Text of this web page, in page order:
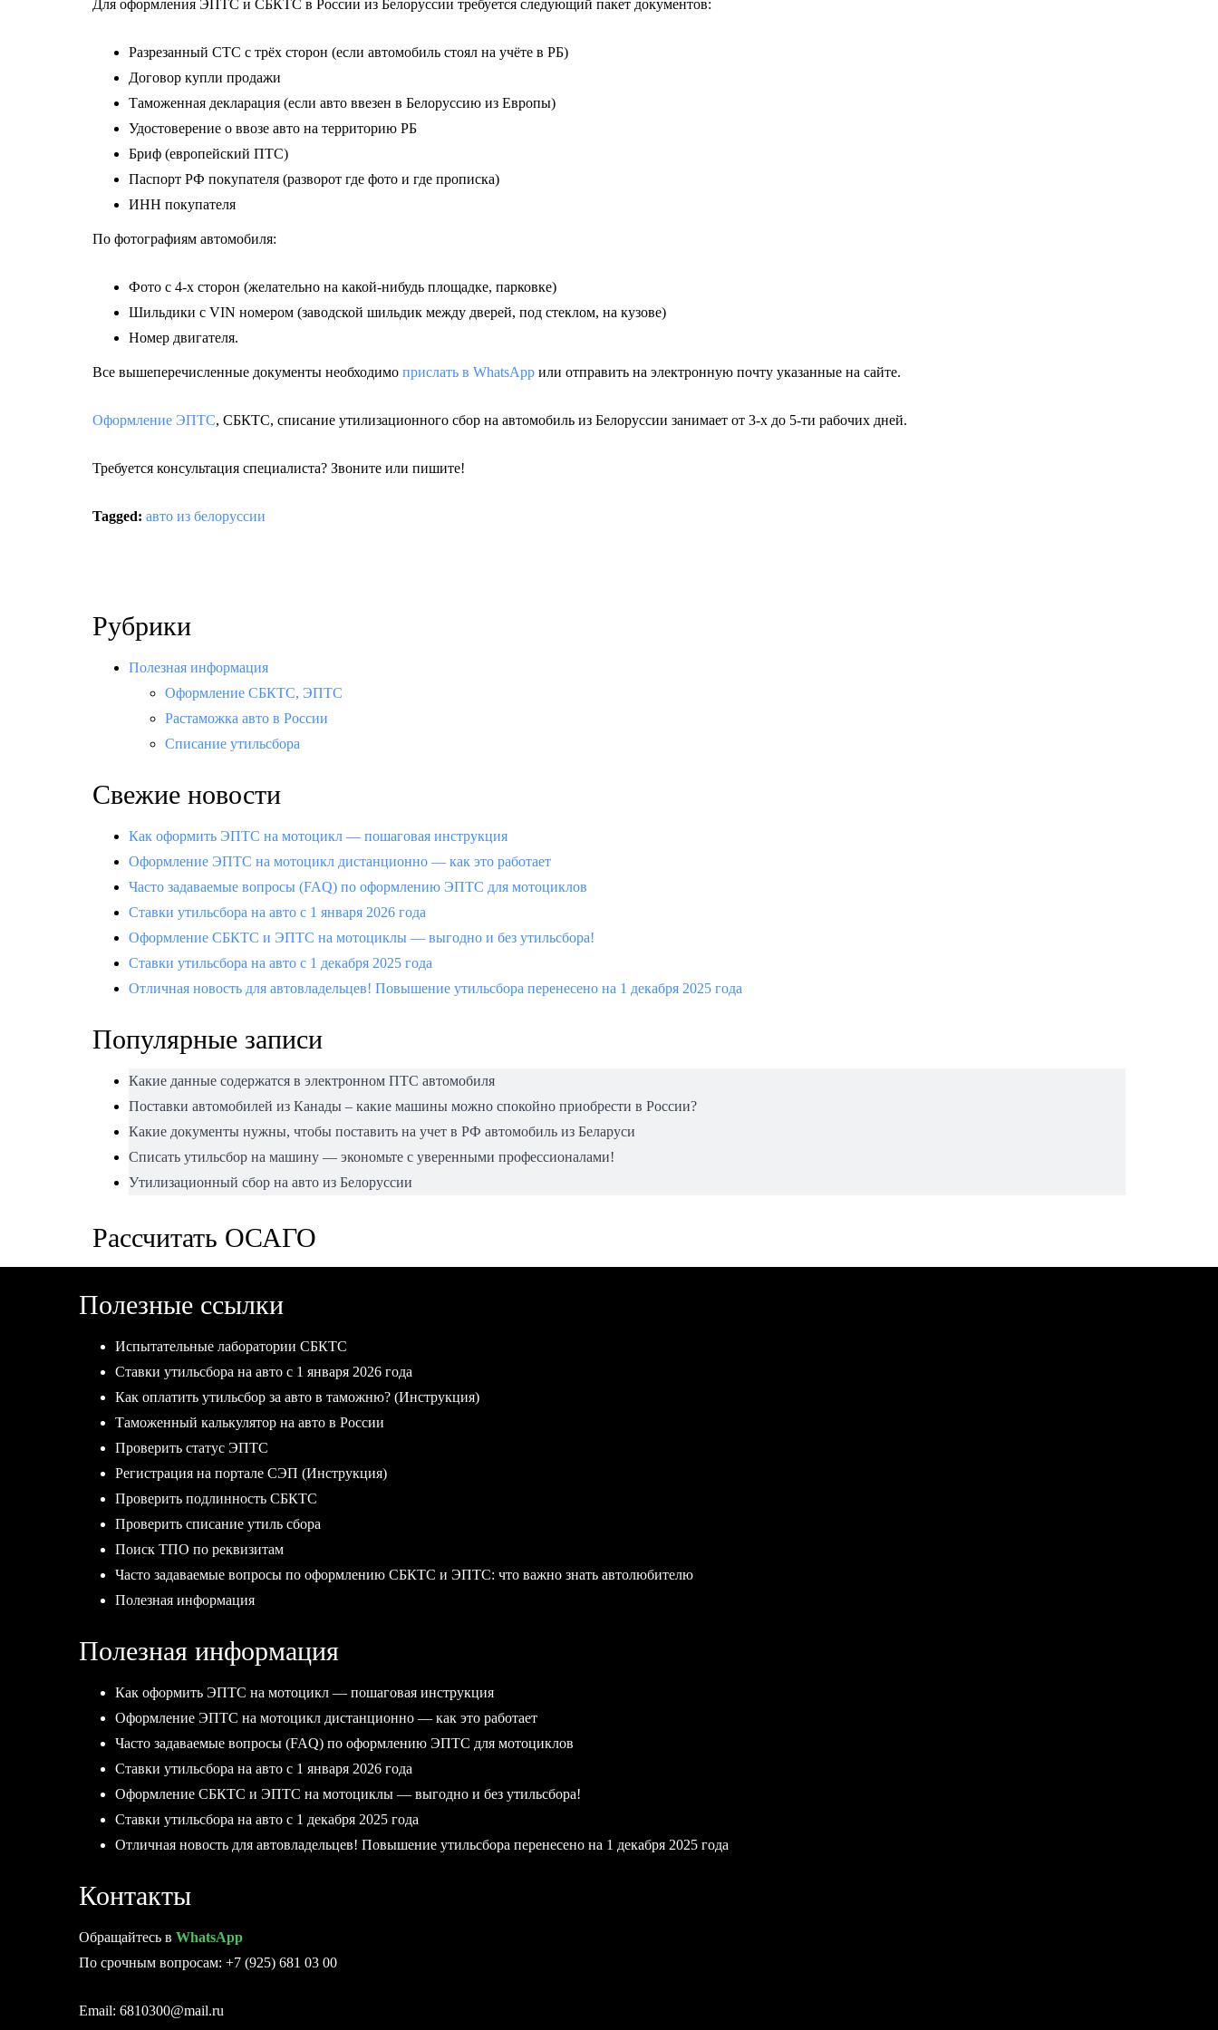
Для оформления ЭПТС и СБКТС в России из Белоруссии требуется следующий пакет документов:
Разрезанный СТС с трёх сторон (если автомобиль стоял на учёте в РБ)
Договор купли продажи
Таможенная декларация (если авто ввезен в Белоруссию из Европы)
Удостоверение о ввозе авто на территорию РБ
Бриф (европейский ПТС)
Паспорт РФ покупателя (разворот где фото и где прописка)
ИНН покупателя
По фотографиям автомобиля:
Фото с 4-х сторон (желательно на какой-нибудь площадке, парковке)
Шильдики с VIN номером (заводской шильдик между дверей, под стеклом, на кузове)
Номер двигателя.
Все вышеперечисленные документы необходимо прислать в WhatsApp или отправить на электронную почту указанные на сайте.
Оформление ЭПТС, СБКТС, списание утилизационного сбор на автомобиль из Белоруссии занимает от 3-х до 5-ти рабочих дней.
Требуется консультация специалиста? Звоните или пишите!
Tagged: авто из белоруссии
Рубрики
Полезная информация
Оформление СБКТС, ЭПТС
Растаможка авто в России
Списание утильсбора
Свежие новости
Как оформить ЭПТС на мотоцикл — пошаговая инструкция
Оформление ЭПТС на мотоцикл дистанционно — как это работает
Часто задаваемые вопросы (FAQ) по оформлению ЭПТС для мотоциклов
Ставки утильсбора на авто с 1 января 2026 года
Оформление СБКТС и ЭПТС на мотоциклы — выгодно и без утильсбора!
Ставки утильсбора на авто с 1 декабря 2025 года
Отличная новость для автовладельцев! Повышение утильсбора перенесено на 1 декабря 2025 года
Популярные записи
Какие данные содержатся в электронном ПТС автомобиля
Поставки автомобилей из Канады – какие машины можно спокойно приобрести в России?
Какие документы нужны, чтобы поставить на учет в РФ автомобиль из Беларуси
Списать утильсбор на машину — экономьте с уверенными профессионалами!
Утилизационный сбор на авто из Белоруссии
Рассчитать ОСАГО
Полезные ссылки
Испытательные лаборатории СБКТС
Ставки утильсбора на авто с 1 января 2026 года
Как оплатить утильсбор за авто в таможню? (Инструкция)
Таможенный калькулятор на авто в России
Проверить статус ЭПТС
Регистрация на портале СЭП (Инструкция)
Проверить подлинность СБКТС
Проверить списание утиль сбора
Поиск ТПО по реквизитам
Часто задаваемые вопросы по оформлению СБКТС и ЭПТС: что важно знать автолюбителю
Полезная информация
Полезная информация
Как оформить ЭПТС на мотоцикл — пошаговая инструкция
Оформление ЭПТС на мотоцикл дистанционно — как это работает
Часто задаваемые вопросы (FAQ) по оформлению ЭПТС для мотоциклов
Ставки утильсбора на авто с 1 января 2026 года
Оформление СБКТС и ЭПТС на мотоциклы — выгодно и без утильсбора!
Ставки утильсбора на авто с 1 декабря 2025 года
Отличная новость для автовладельцев! Повышение утильсбора перенесено на 1 декабря 2025 года
Контакты
Обращайтесь в WhatsApp
По срочным вопросам: +7 (925) 681 03 00
Email: 6810300@mail.ru